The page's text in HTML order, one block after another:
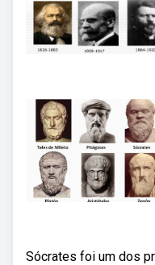
Sócrates foi um dos